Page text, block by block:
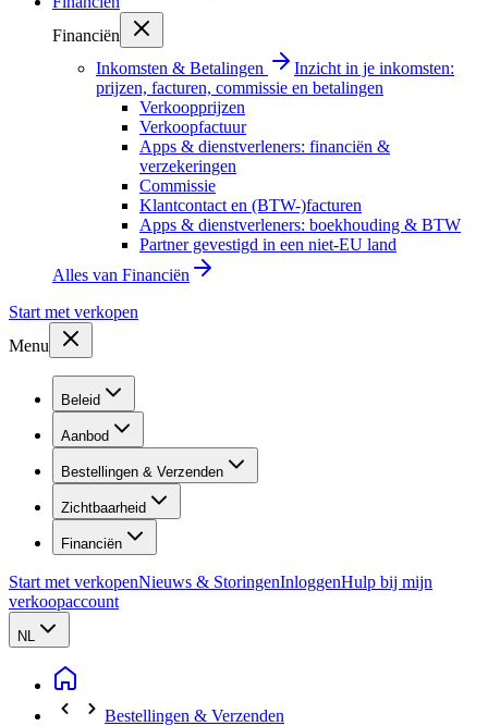
Financiën
Inkomsten & Betalingen
Inzicht in je inkomsten:
prijzen, facturen, commissie en betalingen
Verkoopprijzen
Verkoopfactuur
Apps & dienstverleners: financiën &
verzekeringen
Commissie
Klantcontact en (BTW-)facturen
Apps & dienstverleners: boekhouding & BTW
Partner gevestigd in een niet-EU land
Alles van Financiën
Start met verkopen
Menu
Beleid
Aanbod
Bestellingen & Verzenden
Zichtbaarheid
Financiën
Start met verkopenNieuws & StoringenInloggenHulp bij mijn
verkoopaccount
NL
Bestellingen & Verzenden